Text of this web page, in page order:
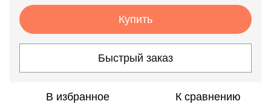
Купить
Быстрый заказ
В избранное К сравнению